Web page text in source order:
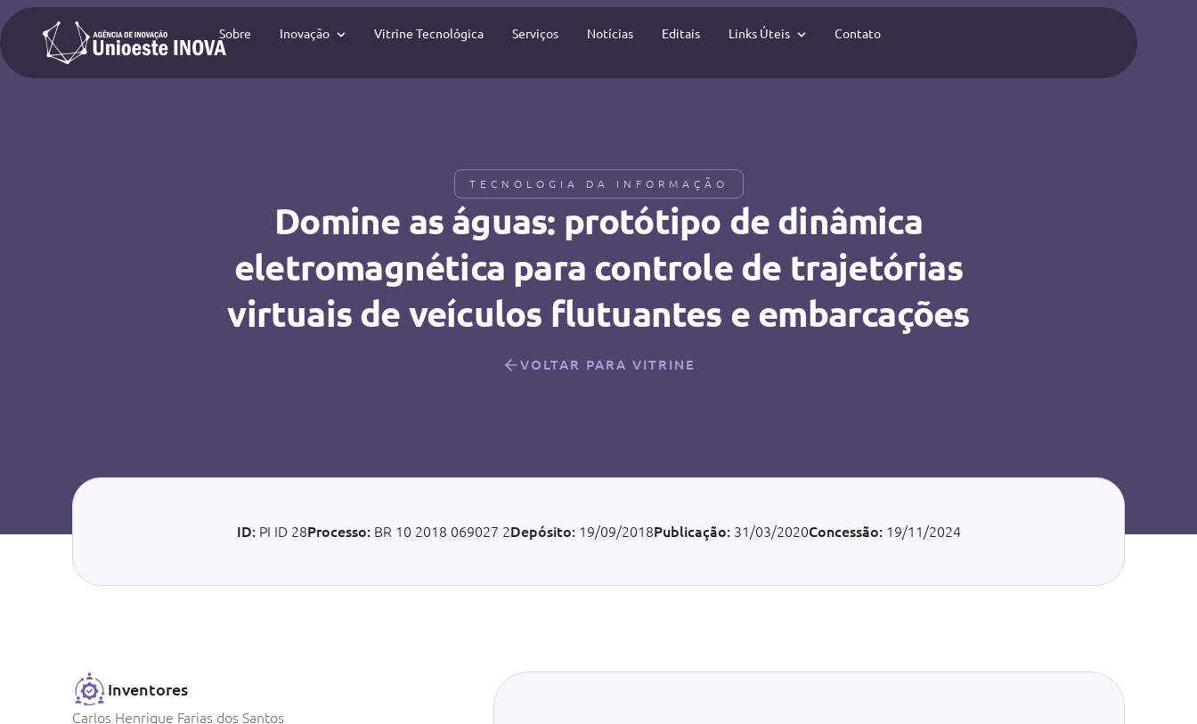
Sobre Inovação Vitrine Tecnológica Serviços Notícias Editais Links Úteis Contato
TECNOLOGIA DA INFORMAÇÃO
Domine as águas: protótipo de dinâmica
eletromagnética para controle de trajetórias
virtuais de veículos flutuantes e embarcações
VOLTAR PARA VITRINE
ID: PI ID 28Processo: BR 10 2018 069027 2Depósito: 19/09/2018Publicação: 31/03/2020Concessão: 19/11/2024
Inventores
Carlos Henrique Farias dos Santos